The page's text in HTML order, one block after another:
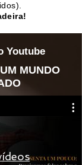
Youtube
MUNDO